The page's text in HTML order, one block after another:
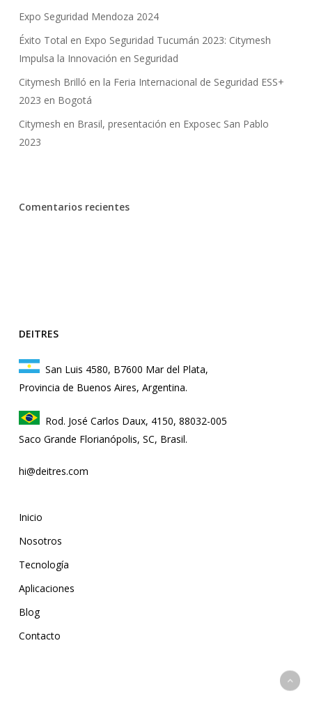
Expo Seguridad Mendoza 2024
Éxito Total en Expo Seguridad Tucumán 2023: Citymesh
Impulsa la Innovación en Seguridad
Citymesh Brilló en la Feria Internacional de Seguridad ESS+
2023 en Bogotá
Citymesh en Brasil, presentación en Exposec San Pablo
2023
Comentarios recientes
DEITRES
San Luis 4580, B7600 Mar del Plata,
Provincia de Buenos Aires, Argentina.
Rod. José Carlos Daux, 4150, 88032-005
Saco Grande Florianópolis, SC, Brasil.
hi@deitres.com
Inicio
Nosotros
Tecnología
Aplicaciones
Blog
Contacto